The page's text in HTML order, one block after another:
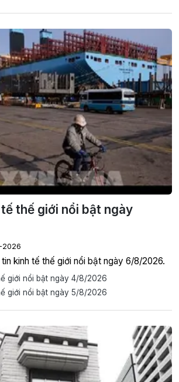
thế giới nổi bật ngày
kinh tế thế giới nổi bật ngày 6/8/2026.
giới nổi bật ngày 4/8/2026
giới nổi bật ngày 5/8/2026